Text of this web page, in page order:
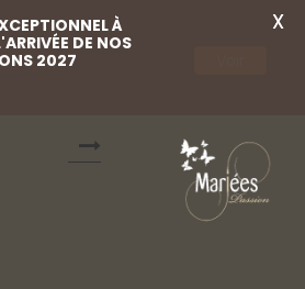
À
DE NOS
2027
X